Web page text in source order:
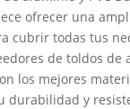
ofrecer una
cubrir todas tus
de toldos de
los mejores
durabilidad y